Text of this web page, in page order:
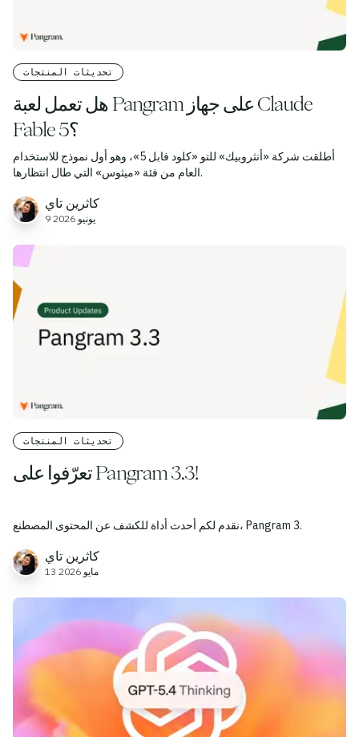
تحديثات المنتجات
هل تعمل لعبة Pangram على جهاز Claude
Fable 5؟
أطلقت شركة «أنثروبيك» للتو «كلود فابل 5»، وهو أول نموذج للاستخدام
العام من فئة «ميثوس» التي طال انتظارها.
كاثرين تاي
9 يونيو 2026
تحديثات المنتجات
تعرّفوا على Pangram 3.3!
نقدم لكم أحدث أداة للكشف عن المحتوى المصطنع، Pangram 3.
كاثرين تاي
13 مايو 2026